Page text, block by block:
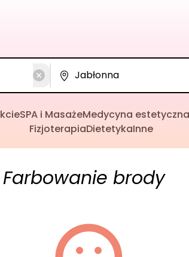
SPA i MasażeMedycyna estetyczna
FizjoterapiaDietetykaInne
brody